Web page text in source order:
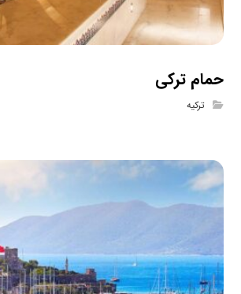
حمام ترکی
ترکیه